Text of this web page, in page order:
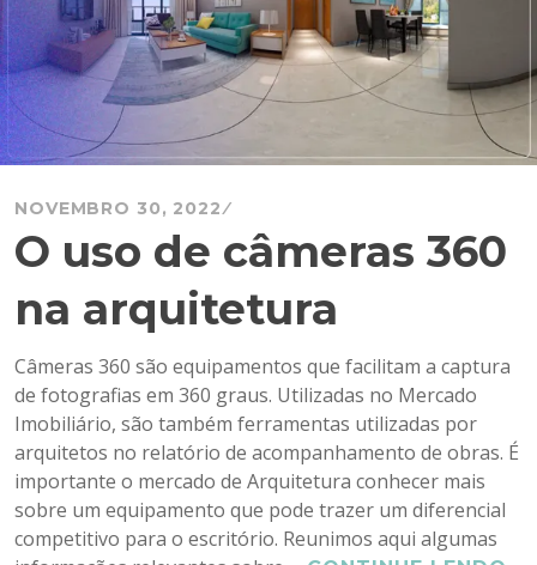
NOVEMBRO 30, 2022
O uso de câmeras 360
na arquitetura
Câmeras 360 são equipamentos que facilitam a captura
de fotografias em 360 graus. Utilizadas no Mercado
Imobiliário, são também ferramentas utilizadas por
arquitetos no relatório de acompanhamento de obras. É
importante o mercado de Arquitetura conhecer mais
sobre um equipamento que pode trazer um diferencial
competitivo para o escritório. Reunimos aqui algumas